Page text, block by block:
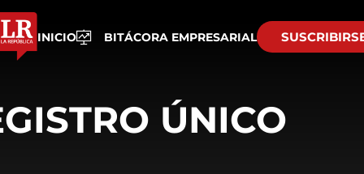
INICIO BITÁCORA EMPRESARIAL
ÚNICO